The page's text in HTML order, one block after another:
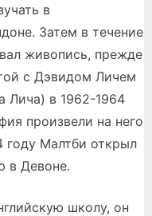
в
Затем в течение
живопись, прежде
с Дэвидом Личем
Лича) в 1962-1964
произвели на него
году Малтби открыл
в Девоне.
школу, он